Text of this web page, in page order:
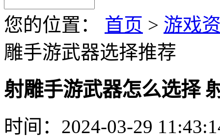
您的位置： 首页 > 游戏
雕手游武器选择推荐
射雕手游武器怎么选择
时间：2024-03-29